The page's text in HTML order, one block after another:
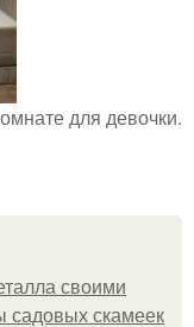
для девочки.
своими
садовых скамеек